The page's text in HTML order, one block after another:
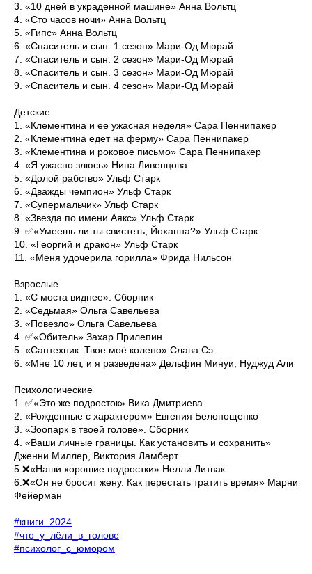
3. «10 дней в украденной машине» Анна Вольтц
4. «Сто часов ночи» Анна Вольтц
5. «Гипс» Анна Вольтц
6. «Спаситель и сын. 1 сезон» Мари-Од Мюрай
7. «Спаситель и сын. 2 сезон» Мари-Од Мюрай
8. «Спаситель и сын. 3 сезон» Мари-Од Мюрай
9. «Спаситель и сын. 4 сезон» Мари-Од Мюрай
Детские
1. «Клементина и ее ужасная неделя» Сара Пеннипакер
2. «Клементина едет на ферму» Сара Пеннипакер
3. «Клементина и роковое письмо» Сара Пеннипакер
4. «Я ужасно злюсь» Нина Ливенцова
5. «Долой рабство» Ульф Старк
6. «Дважды чемпион» Ульф Старк
7. «Супермальчик» Ульф Старк
8. «Звезда по имени Аякс» Ульф Старк
9. ✅«Умеешь ли ты свистеть, Йоханна?» Ульф Старк
10. «Георгий и дракон» Ульф Старк
11. «Меня удочерила горилла» Фрида Нильсон
Взрослые
1. «С моста виднее». Сборник
2. «Седьмая» Ольга Савельева
3. «Повезло» Ольга Савельева
4. ✅«Обитель» Захар Прилепин
5. «Сантехник. Твое моё колено» Слава Сэ
6. «Мне 10 лет, и я разведена» Дельфин Минуи, Нуджуд Али
Психологические
1. ✅«Это же подросток» Вика Дмитриева
2. «Рожденные с характером» Евгения Белонощенко
3. «Зоопарк в твоей голове». Сборник
4. «Ваши личные границы. Как установить и сохранить»
Дженни Миллер, Виктория Ламберт
5.❌«Наши хорошие подростки» Нелли Литвак
6.❌«Он не бросит жену. Как перестать тратить время» Марни
Фейерман
#книги_2024
#что_у_лёли_в_голове
#психолог_с_юмором